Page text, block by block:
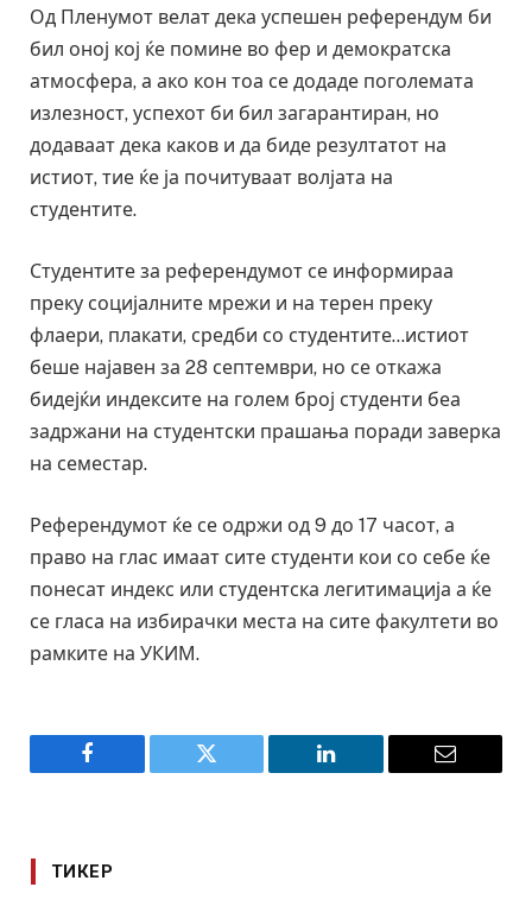
Од Пленумот велат дека успешен референдум би
бил оној кој ќе помине во фер и демократска
атмосфера, а ако кон тоа се додаде поголемата
излезност, успехот би бил загарантиран, но
додаваат дека каков и да биде резултатот на
истиот, тие ќе ја почитуваат волјата на
студентите.
Студентите за референдумот се информираа
преку социјалните мрежи и на терен преку
флаери, плакати, средби со студентите…истиот
беше најавен за 28 септември, но се откажа
бидејќи индексите на голем број студенти беа
задржани на студентски прашања поради заверка
на семестар.
Референдумот ќе се одржи од 9 до 17 часот, а
право на глас имаат сите студенти кои со себе ќе
понесат индекс или студентска легитимација а ќе
се гласа на избирачки места на сите факултети во
рамките на УКИМ.
Facebook Twitter LinkedIn Email
ТИКЕР